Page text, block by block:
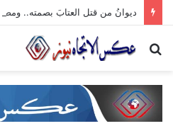
ديوانُ من قتل العتابَ بصمته..
بحث